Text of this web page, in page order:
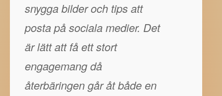
snygga bilder och tips att
posta på sociala medier. Det
är lätt att få ett stort
engagemang då
återbäringen går åt både en